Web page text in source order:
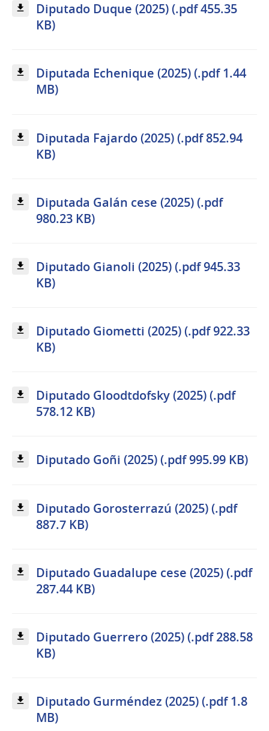
Diputado Duque (2025) (.pdf 455.35
KB)
Diputada Echenique (2025) (.pdf 1.44
MB)
Diputada Fajardo (2025) (.pdf 852.94
KB)
Diputada Galán cese (2025) (.pdf
980.23 KB)
Diputado Gianoli (2025) (.pdf 945.33
KB)
Diputado Giometti (2025) (.pdf 922.33
KB)
Diputado Gloodtdofsky (2025) (.pdf
578.12 KB)
Diputado Goñi (2025) (.pdf 995.99 KB)
Diputado Gorosterrazú (2025) (.pdf
887.7 KB)
Diputado Guadalupe cese (2025) (.pdf
287.44 KB)
Diputado Guerrero (2025) (.pdf 288.58
KB)
Diputado Gurméndez (2025) (.pdf 1.8
MB)